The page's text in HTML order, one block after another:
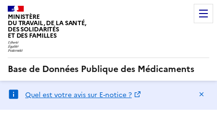
MINISTÈRE
DU TRAVAIL, DE LA SANTÉ,
DES SOLIDARITÉS
ET DES FAMILLES
Base de Données Publique des Médicaments
Quel est votre avis sur E-notice ?